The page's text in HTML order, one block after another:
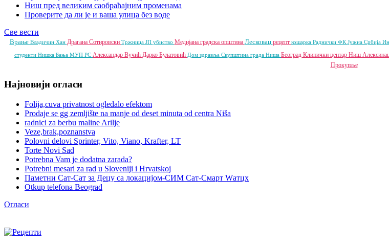
Ниш пред великим саобраћајним променама
Проверите да ли је и ваша улица без воде
Све вести
Врање Владичин Хан Драгана Сотировски Тржница ЈП убиство Медијана градска општина Лесковац рецепт кошарка Раднички ФК Јужна Србија
студенти Нишка Бања МУП РС Александар Вучић Дарко Булатовић Дом здравља Скупштина града Ниша Београд Клинички центар Ниш
Прокупље
Најновији огласи
Folija,cuva privatnost ogledalo efektom
Prodaje se gg zemljište na manje od deset minuta od centra Niša
radnici za berbu maline Arilje
Veze,brak,poznanstva
Polovni delovi Sprinter, Vito, Viano, Krafter, LT
Torte Novi Sad
Potrebna Vam je dodatna zarada?
Potrebni mesari za rad u Sloveniji i Hrvatskoj
Паметни Сат-Сат за Децу са локацијом-СИМ Сат-Смарт Wатцх
Otkup telefona Beograd
Огласи